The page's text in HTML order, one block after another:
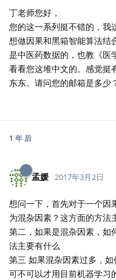
丁老师您好，
您的这一系列挺不错的，我
想做因果和黑箱智能算法结
是中医药数据的，也教《医
看看您这堆中文的。感觉挺
东东。请问您的邮箱是多少
1 年 后
孟媛 2017年3月2日
想问一下，首先对于一个因
为混杂因素？这方面的方法
第二，如果是混杂因素，如
法主要有什么
第三 如果混杂因素过多，如
可不可以才用目前机器学习